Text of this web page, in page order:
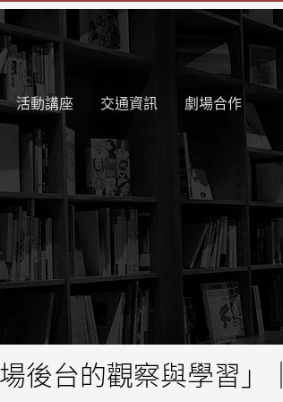
活動講座 交通資訊 劇場合作
後台的觀察與學習」｜